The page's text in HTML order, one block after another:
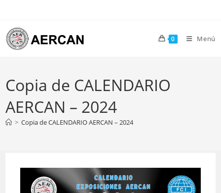
contenido
0 Menú
Copia de CALENDARIO
AERCAN – 2024
> Copia de CALENDARIO AERCAN – 2024